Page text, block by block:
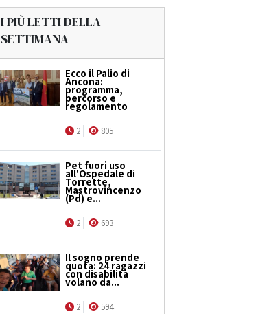
I PIÙ LETTI DELLA
SETTIMANA
Ecco il Palio di
Ancona:
programma,
percorso e
regolamento
2 805
Pet fuori uso
all'Ospedale di
Torrette,
Mastrovincenzo
(Pd) e...
2 693
Il sogno prende
quota: 24 ragazzi
con disabilità
volano da...
2 594